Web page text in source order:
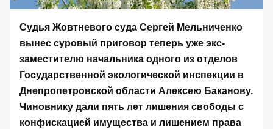
Судья Жовтневого суда Сергей Мельниченко
вынес суровый приговор теперь уже экс-
заместителю начальника одного из отделов
Государственной экологической инспекции в
Днепропетровской области Алексею Баканову.
Чиновнику дали пять лет лишения свободы с
конфискацией имущества и лишением права